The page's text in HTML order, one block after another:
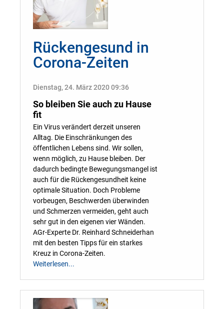
Rückengesund in
Corona-Zeiten
Dienstag, 24. März 2020 09:36
So bleiben Sie auch zu Hause
fit
Ein Virus verändert derzeit unseren
Alltag. Die Einschränkungen des
öffentlichen Lebens sind. Wir sollen,
wenn möglich, zu Hause bleiben. Der
dadurch bedingte Bewegungsmangel ist
auch für die Rückengesundheit keine
optimale Situation. Doch Probleme
vorbeugen, Beschwerden überwinden
und Schmerzen vermeiden, geht auch
sehr gut in den eigenen vier Wänden.
AGr-Experte Dr. Reinhard Schneiderhan
mit den besten Tipps für ein starkes
Kreuz in Corona-Zeiten.
Weiterlesen...